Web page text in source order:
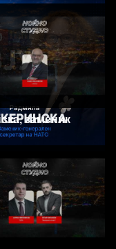
заменик
со Сашо
16.06.2026